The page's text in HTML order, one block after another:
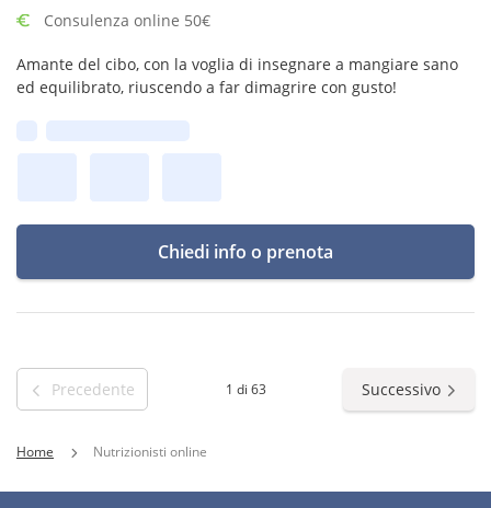
Consulenza online 50€
Amante del cibo, con la voglia di insegnare a mangiare sano
ed equilibrato, riuscendo a far dimagrire con gusto!
Chiedi info o prenota
Precedente 1 di 63 Successivo
Home Nutrizionisti online